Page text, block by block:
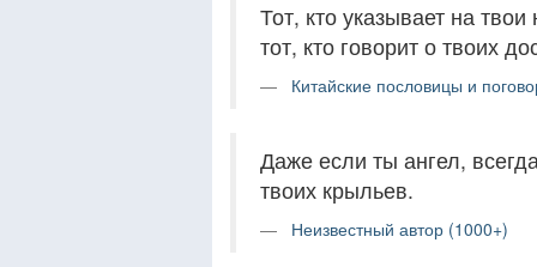
Тот, кто указывает на
тот, кто говорит о твоих
Китайские пословицы и
Даже если ты ангел,
твоих крыльев.
Неизвестный автор (1000+)